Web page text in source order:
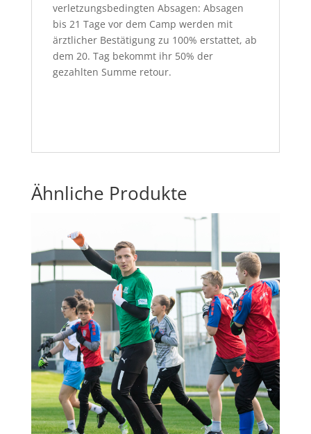
verletzungsbedingten Absagen: Absagen
bis 21 Tage vor dem Camp werden mit
ärztlicher Bestätigung zu 100% erstattet, ab
dem 20. Tag bekommt ihr 50% der
gezahlten Summe retour.
Ähnliche Produkte